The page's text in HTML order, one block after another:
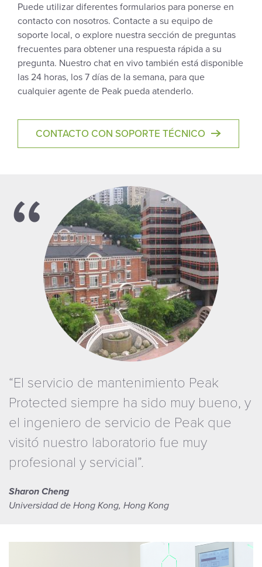
Puede utilizar diferentes formularios para ponerse en
contacto con nosotros. Contacte a su equipo de
soporte local, o explore nuestra sección de preguntas
frecuentes para obtener una respuesta rápida a su
pregunta. Nuestro chat en vivo también está disponible
las 24 horas, los 7 días de la semana, para que
cualquier agente de Peak pueda atenderlo.
CONTACTO CON SOPORTE TÉCNICO
“El servicio de mantenimiento Peak
Protected siempre ha sido muy bueno, y
el ingeniero de servicio de Peak que
visitó nuestro laboratorio fue muy
profesional y servicial”.
Sharon Cheng
Universidad de Hong Kong, Hong Kong